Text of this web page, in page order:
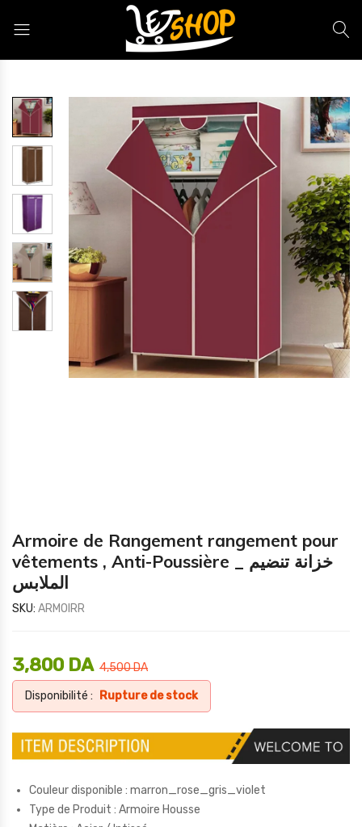
Armoire de Rangement rangement pour
vêtements , Anti-Poussière _ خزانة تنضيم
الملابس
SKU: ARMOIRR
4,500DA
3,800 DA
Disponibilité : Rupture de stock
Couleur disponible : marron_rose_gris_violet
Type de Produit : Armoire Housse